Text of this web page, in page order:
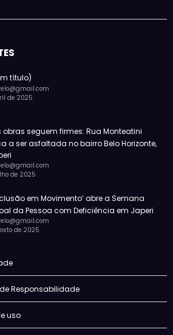
título)
de 2025
obras seguem firmes: Rua Monteatini
a ser asfaltada no bairro Belo Horizonte,
de 2025
em Movimento’ abre a Semana
da Pessoa com Deficiência em Japeri
de 2025
Responsabilidade
uso